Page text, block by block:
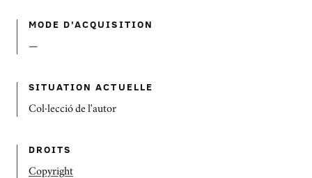
MODE D'ACQUISITION
—
SITUATION ACTUELLE
Col·lecció de l'autor
DROITS
Copyright